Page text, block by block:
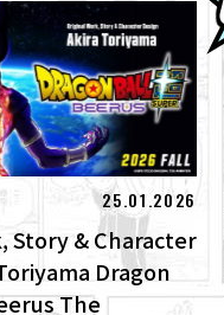
25.01.2026
Story & Character
Dragon
The